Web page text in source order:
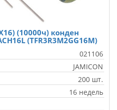
(10000ч) конден
(TFR3R3M2GG16M)
021106
JAMICON
200 шт.
16 недель